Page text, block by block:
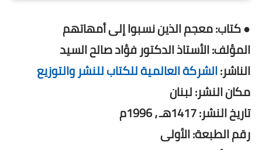
● كتاب: معجم الذين نسبوا إلى أمهاتهم
المؤلف: الأستاذ الدكتور فؤاد صالح السيد
الناشر:الشركة العالمية للكتاب للنشر والتوزيع
مكان النشر: لبنان
تاريخ النشر: 1417هـ ، 1996م
رقم الطبعة: الأولى